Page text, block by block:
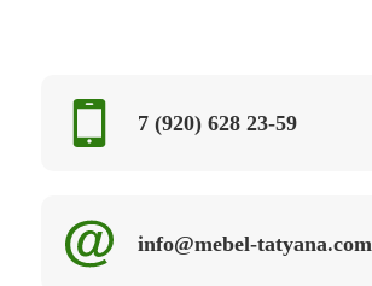
7 (920) 628 23-59
info@mebel-tatyana.com